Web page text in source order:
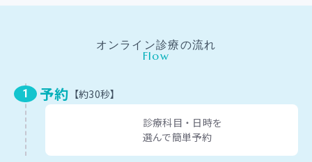
オンライン診療の流れ
Flow
予約 約30秒
診療科目・日時を
選んで簡単予約